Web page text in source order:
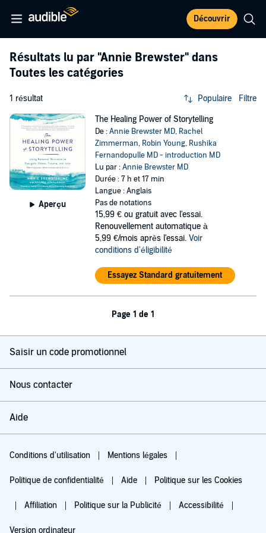
Découvrir
Résultats lu par "Annie Brewster" dans
Toutes les catégories
1 résultat Populaire Filtre
Aperçu
The Healing Power of Storytelling
De :Annie Brewster MD, Rachel
Zimmerman, Robin Young, Rushika
Fernandopulle MD - introduction MD
Lu par :Annie Brewster MD
Durée : 7 h et 17 min
Langue : Anglais
Pas de notations
15,99 € ou gratuit avec l'essai.
Renouvellement automatique à
5,99 €/mois après l'essai. Voir
conditions d'éligibilité
Essayez Standard gratuitement
Page 1 de 1
Saisir un code promotionnel
Nous contacter
Aide
Conditions d'utilisation Mentions légales
Politique de confidentialité Aide Politique sur les Cookies
Affiliation Politique sur la Publicité Accessibilité
Version ordinateur